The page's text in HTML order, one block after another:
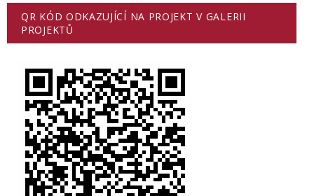
QR KÓD ODKAZUJÍCÍ NA PROJEKT V GALERII
PROJEKTŮ